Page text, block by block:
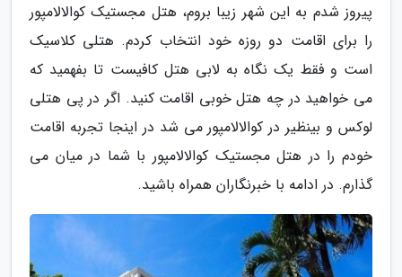
پیروز شدم به این شهر زیبا بروم، هتل مجستیک کوالالامپور
را برای اقامت دو روزه خود انتخاب کردم. هتلی کلاسیک
است و فقط یک نگاه به لابی هتل کافیست تا بفهمید که
می خواهید در چه هتل خوبی اقامت کنید. اگر در پی هتلی
لوکس و بینظیر در کوالالامپور می شد در اینجا تجربه اقامت
خودم را در هتل مجستیک کوالالامپور با شما در میان می
گذارم. در ادامه با خبرنگاران همراه باشید.